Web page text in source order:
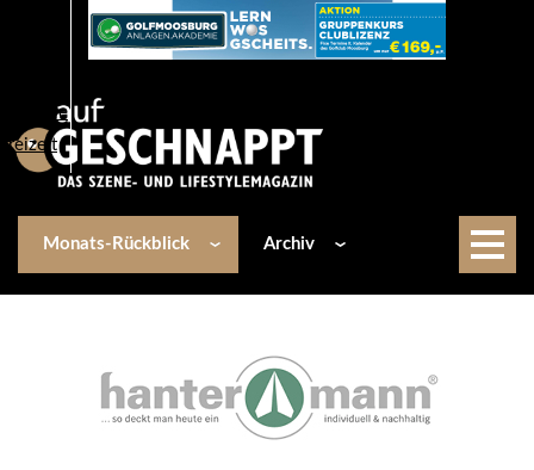
Lifestyle
Freizeit
Monats-Rückblick Archiv